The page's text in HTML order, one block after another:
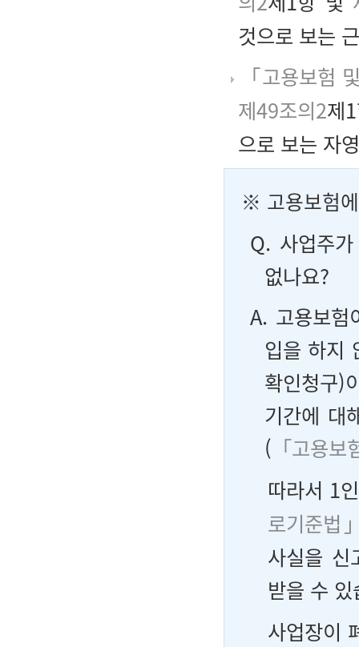
것으로 보는
「고용보험
제49조의2제
으로 보는 자
※ 고용보험
Q. 사업주
없나요?
A. 고용보험
입을 하지
확인청구)
기간에 대
( 「고용
따라서 1
로기준법
사실을 신
받을 수
사업장이